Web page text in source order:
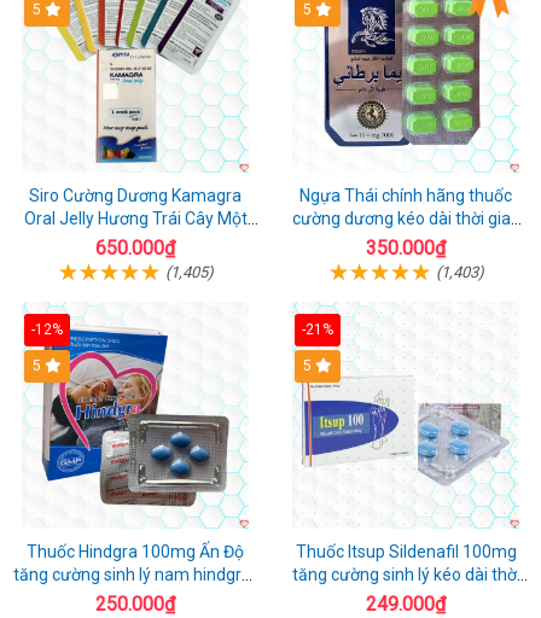
5
Siro Cường Dương Kamagra
Oral Jelly Hương Trái Cây Một
Hộp 7 Gói 100g
650.000₫
(1,405)
Hot
5
Ngựa Thái chính hãng thuốc
cường dương kéo dài thời gian
cho Nam hộp 10 viên
350.000₫
(1,403)
-12%
5
Thuốc Hindgra 100mg Ấn Độ
tăng cường sinh lý nam hindgra-
100 chống xts cương dương
250.000₫
-21%
5
Thuốc Itsup Sildenafil 100mg
tăng cường sinh lý kéo dài thời
gian cho nam
249.000₫